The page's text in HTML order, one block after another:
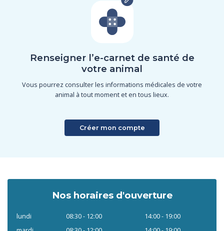
Renseigner l’e-carnet de santé de
votre animal
Vous pourrez consulter les informations médicales de votre
animal à tout moment et en tous lieux.
Créer mon compte
Nos horaires d'ouverture
lundi 08:30 - 12:00
14:00 - 19:00